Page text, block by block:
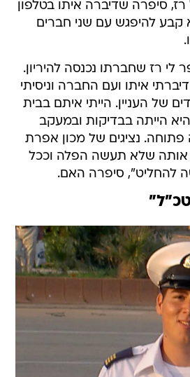
סיפרה שדיברה איתו בטלפון
קבע להיפגש עם שני חברים
לי רז שחברתו נכנסה להיריון.
איתו ועם החברה וניסיתי
של העניין. הייתי איתם בבית
הייתה בבדיקות ובמעקב
פתוחה. נציגים של מכון אפרת
אותה שלא תעשה הפלה וככל
להחליט", סיפרה האם.